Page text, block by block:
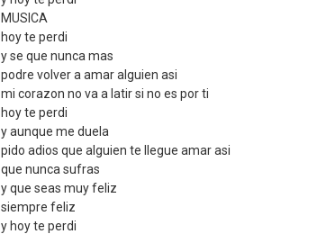
MUSICA
hoy te perdi
y se que nunca mas
podre volver a amar alguien asi
mi corazon no va a latir si no es por ti
hoy te perdi
y aunque me duela
pido adios que alguien te llegue amar asi
que nunca sufras
y que seas muy feliz
siempre feliz
y hoy te perdi